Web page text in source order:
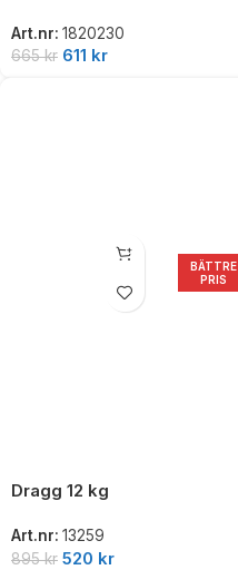
Art.nr: 1820230
665kr 611 kr
BÄTTRE
PRIS
Dragg 12 kg
Art.nr: 13259
895kr 520 kr